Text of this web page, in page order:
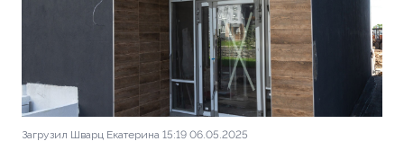
Загрузил Шварц Екатерина 15:19 06.05.2025